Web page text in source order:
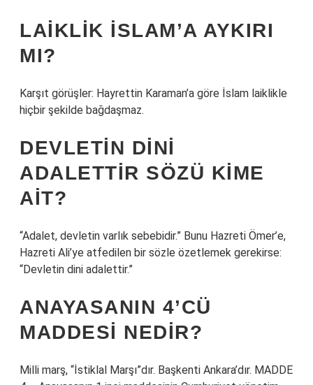
LAIKLIK İSLAM’A AYKIRI
MI?
Karşıt görüşler: Hayrettin Karaman’a göre İslam laiklikle
hiçbir şekilde bağdaşmaz.
DEVLETIN DINI
ADALETTIR SÖZÜ KIME
AIT?
“Adalet, devletin varlık sebebidir.” Bunu Hazreti Ömer’e,
Hazreti Ali’ye atfedilen bir sözle özetlemek gerekirse:
“Devletin dini adalettir.”
ANAYASANIN 4’CÜ
MADDESI NEDIR?
Milli marş, “İstiklal Marşı”dır. Başkenti Ankara’dır. MADDE